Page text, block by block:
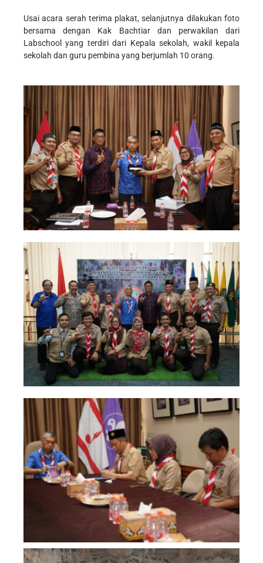
Usai acara serah terima plakat, selanjutnya dilakukan foto
bersama dengan Kak Bachtiar dan perwakilan dari
Labschool yang terdiri dari Kepala sekolah, wakil kepala
sekolah dan guru pembina yang berjumlah 10 orang.